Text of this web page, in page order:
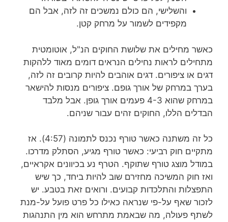
והשלישי, הם כולם נמשכים זה לזה, אבל הם
מקפידים לשמור על מרחק קטן.
כאשר מחילים את שלושת החוקים הנ"ל, אוטומטית
מתחילים לראות נחילים הנראים דומים מאוד ללהקות
דגים או ציפורים. דגים אוהבים להיות קרובים זה לזה,
בערך במרחק של אורך גופם. ציפורים מנסות להישאר
במרחק שהוא 4-3 פעמים אורך גופן.
אבל מלבד
הבדלים הללו, החוקים זהים עבור שניהם.
כל זה משתנה כאשר טורף נכנס לתמונה (4:57).
אז
מתקיים חוק רביעי: כאשר טורף מגיע, הסתלק מדרכו.
במודל מוצג טורף שתוקף. הטרף נע בכיוונים אקראיים,
ואז חוק המשיכה מחזירם שוב להיות ביחד, כך שיש
התפצלות והתלכדות קבועים. ורואים זאת בטבע. יש
לזכור שאף על-פי שנראה כאילו כל פרט פועל על-מנת
לשתף פעולה, מה שבאמת מתרחש הוא מין התנהגות